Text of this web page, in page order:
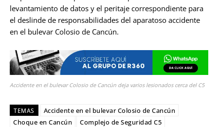
levantamiento de datos y el peritaje correspondiente para
el deslinde de responsabilidades del aparatoso accidente
en el bulevar Colosio de Cancún.
Accidente en el bulevar Colosio de Cancún deja varios lesionados cerca del C5
TEMAS
Accidente en el bulevar Colosio de Cancún
Choque en Cancún
Complejo de Seguridad C5